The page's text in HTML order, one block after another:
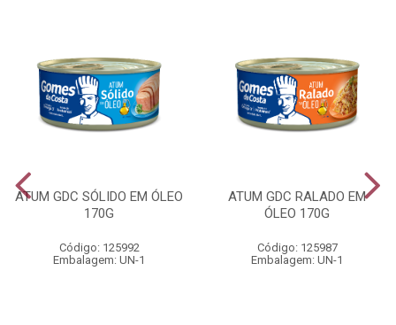
ATUM GDC SÓLIDO EM ÓLEO
170G
Código: 125992
Embalagem: UN-1
ATUM GDC RALADO EM
ÓLEO 170G
Código: 125987
Embalagem: UN-1